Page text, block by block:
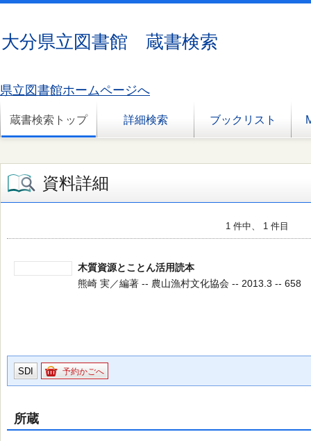
大分県立図書館 蔵書検索
県立図書館ホームページへ
蔵書検索トップ 詳細検索 ブックリスト
資料詳細
1 件中、 1 件目
木質資源とことん活用読本
熊崎 実／編著 -- 農山漁村文化協会 -- 2013.3 -- 658
SDI 予約かごへ
所蔵